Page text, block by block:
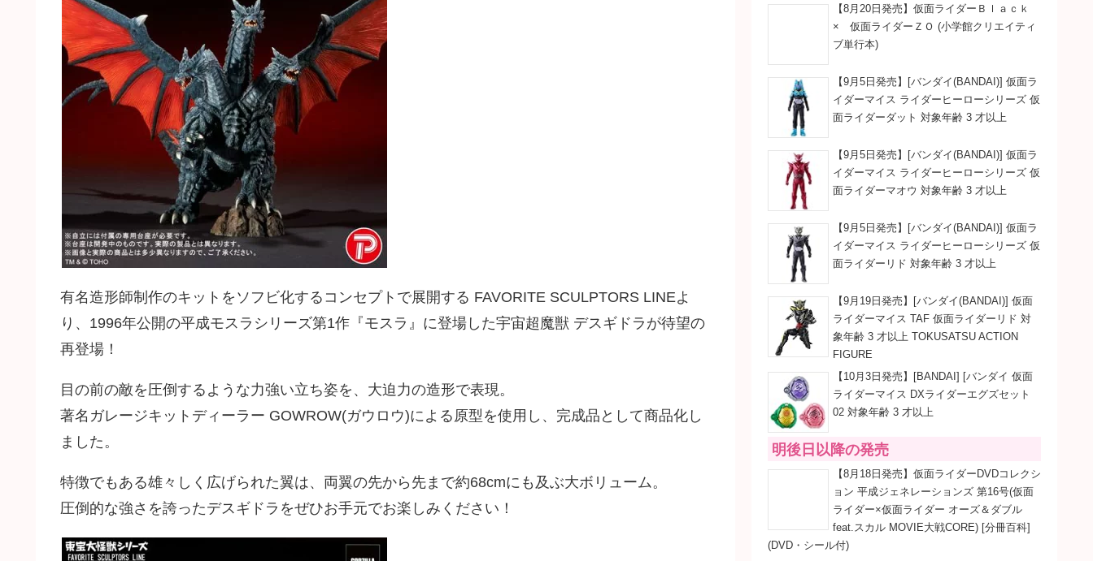
有名造形師制作のキットをソフビ化するコンセプトで展開する FAVORITE SCULPTORS LINEよ
り、1996年公開の平成モスラシリーズ第1作『モスラ』に登場した宇宙超魔獣 デスギドラが待望の
再登場！
目の前の敵を圧倒するような力強い立ち姿を、大迫力の造形で表現。
著名ガレージキットディーラー GOWROW(ガウロウ)による原型を使用し、完成品として商品化し
ました。
特徴でもある雄々しく広げられた翼は、両翼の先から先まで約68cmにも及ぶ大ボリューム。
圧倒的な強さを誇ったデスギドラをぜひお手元でお楽しみください！
【8月20日発売】仮面ライダーＢｌａｃｋ
× 仮面ライダーＺＯ (小学館クリエイティ
ブ単行本)
【9月5日発売】[バンダイ(BANDAI)] 仮面ラ
イダーマイス ライダーヒーローシリーズ 仮
面ライダーダット 対象年齢 3 才以上
【9月5日発売】[バンダイ(BANDAI)] 仮面ラ
イダーマイス ライダーヒーローシリーズ 仮
面ライダーマオウ 対象年齢 3 才以上
【9月5日発売】[バンダイ(BANDAI)] 仮面ラ
イダーマイス ライダーヒーローシリーズ 仮
面ライダーリド 対象年齢 3 才以上
【9月19日発売】[バンダイ(BANDAI)] 仮面
ライダーマイス TAF 仮面ライダーリド 対
象年齢 3 才以上 TOKUSATSU ACTION
FIGURE
【10月3日発売】[BANDAI] [バンダイ 仮面
ライダーマイス DXライダーエグズセット
02 対象年齢 3 才以上
明後日以降の発売
【8月18日発売】仮面ライダーDVDコレクシ
ョン 平成ジェネレーションズ 第16号(仮面
ライダー×仮面ライダー オーズ＆ダブル
feat.スカル MOVIE大戦CORE) [分冊百科]
(DVD・シール付)